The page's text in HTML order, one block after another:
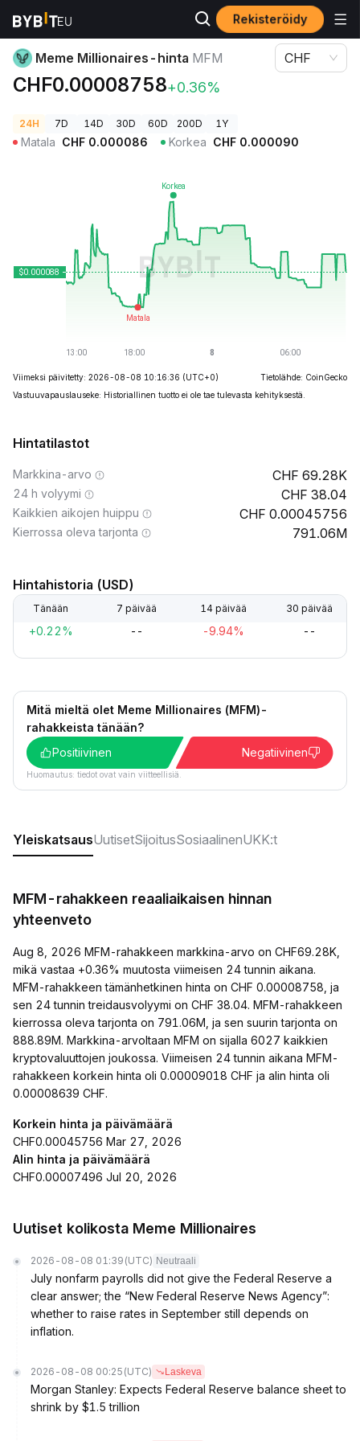
Rekisteröidy
Kryptohinnat Meme Millionaires-hinta MFM
Meme Millionaires-hinta MFM
CHF0.00008758+0.36%
CHF
24H 7D 14D 30D 60D 200D 1Y
Matala CHF 0.000086 Korkea CHF 0.000090
Viimeksi päivitetty: 2026-08-08 10:16:36 (UTC+0)
Tietolähde: CoinGecko
Vastuuvapauslauseke: Historiallinen tuotto ei ole tae tulevasta kehityksestä.
Hintatilastot
Markkina-arvo 69.28K
24 h volyymi 38.04
Kaikkien aikojen huippu 0.00045756
Kierrossa oleva tarjonta 791.06M
Hintahistoria (USD)
Tänään 7 päivää 14 päivää 30 päivää
+0.22% -- -9.94% --
Mitä mieltä olet Meme Millionaires (MFM)-
rahakkeista tänään?
Positiivinen
Negatiivinen
Huomautus: tiedot ovat vain viitteellisiä.
YleiskatsausUutisetSijoitusSosiaalinenUKK:t
MFM-rahakkeen reaaliaikaisen hinnan
yhteenveto
Aug 8, 2026 MFM-rahakkeen markkina-arvo on CHF69.28K,
mikä vastaa +0.36% muutosta viimeisen 24 tunnin aikana.
MFM-rahakkeen tämänhetkinen hinta on CHF 0.00008758, ja
sen 24 tunnin treidausvolyymi on CHF 38.04. MFM-rahakkeen
kierrossa oleva tarjonta on 791.06M, ja sen suurin tarjonta on
888.89M. Markkina-arvoltaan MFM on sijalla 6027 kaikkien
kryptovaluuttojen joukossa. Viimeisen 24 tunnin aikana MFM-
rahakkeen korkein hinta oli 0.00009018 CHF ja alin hinta oli
0.00008639 CHF.
Korkein hinta ja päivämäärä
CHF0.00045756 Mar 27, 2026
Alin hinta ja päivämäärä
CHF0.00007496 Jul 20, 2026
Uutiset kolikosta Meme Millionaires
2026-08-08 01:39 (UTC) Neutraali
July nonfarm payrolls did not give the Federal Reserve a
clear answer; the “New Federal Reserve News Agency”:
whether to raise rates in September still depends on
inflation.
2026-08-08 00:25 (UTC) Laskeva
Morgan Stanley: Expects Federal Reserve balance sheet to
shrink by $1.5 trillion